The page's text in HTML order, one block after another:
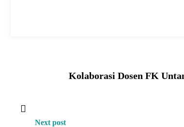
Kolaborasi Dosen FK
Next post